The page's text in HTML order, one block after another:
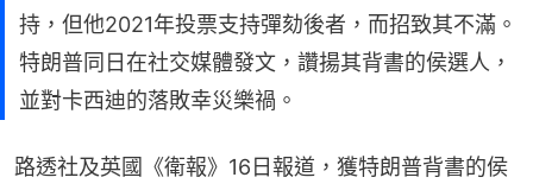
持，但他2021年投票支持彈劾後者，而招致其不滿。
特朗普同日在社交媒體發文，讚揚其背書的侯選人，
並對卡西迪的落敗幸災樂禍。
路透社及英國《衛報》16日報道，獲特朗普背書的侯